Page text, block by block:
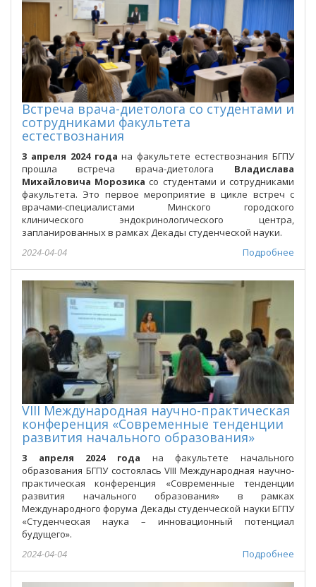
Встреча врача-диетолога со студентами и
сотрудниками факультета
естествознания
3 апреля 2024 года на факультете естествознания БГПУ
прошла встреча врача-диетолога Владислава
Михайловича Морозика со студентами и сотрудниками
факультета. Это первое мероприятие в цикле встреч с
врачами-специалистами Минского городского
клинического эндокринологического центра,
запланированных в рамках Декады студенческой науки.
Подробнее
2024-04-04
VIII Международная научно-практическая
конференция «Современные тенденции
развития начального образования»
3 апреля 2024 года на факультете начального
образования БГПУ состоялась VIII Международная научно-
практическая конференция «Современные тенденции
развития начального образования» в рамках
Международного форума Декады студенческой науки БГПУ
«Студенческая наука – инновационный потенциал
будущего».
Подробнее
2024-04-04